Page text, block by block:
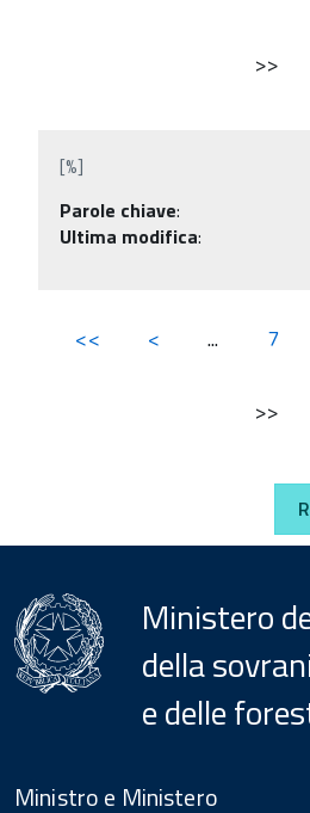
>>
[%]
Parole chiave:
Ultima modifica:
<< < ... 7
>>
Ministero
della
e delle
Footer
Ministro e Ministero